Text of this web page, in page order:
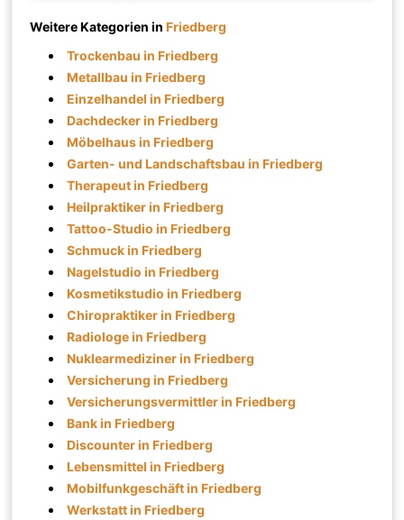
Weitere Kategorien inFriedberg
Trockenbau in Friedberg
Metallbau in Friedberg
Einzelhandel in Friedberg
Dachdecker in Friedberg
Möbelhaus in Friedberg
Garten- und Landschaftsbau in Friedberg
Therapeut in Friedberg
Heilpraktiker in Friedberg
Tattoo-Studio in Friedberg
Schmuck in Friedberg
Nagelstudio in Friedberg
Kosmetikstudio in Friedberg
Chiropraktiker in Friedberg
Radiologe in Friedberg
Nuklearmediziner in Friedberg
Versicherung in Friedberg
Versicherungsvermittler in Friedberg
Bank in Friedberg
Discounter in Friedberg
Lebensmittel in Friedberg
Mobilfunkgeschäft in Friedberg
Werkstatt in Friedberg